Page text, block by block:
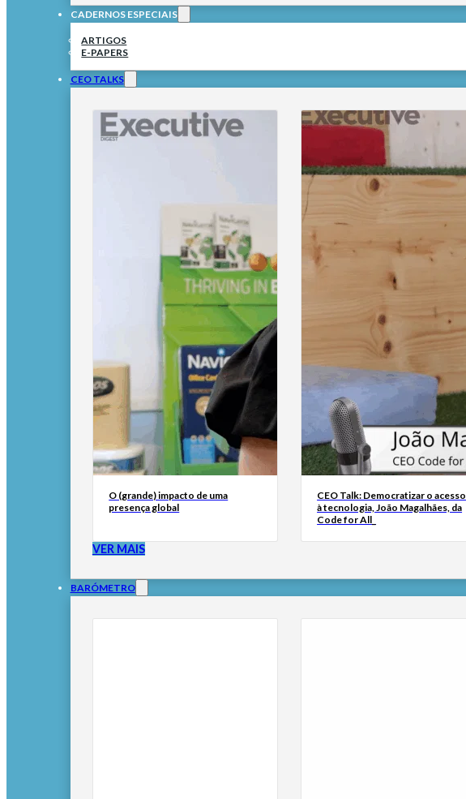
CADERNOS ESPECIAIS
ARTIGOS
E-PAPERS
CEO TALKS
O (grande) impacto de uma
presença global
CEO Talk: Democratizar o acesso
à tecnologia, João Magalhães, da
Code for All_
VER MAIS
BARÓMETRO